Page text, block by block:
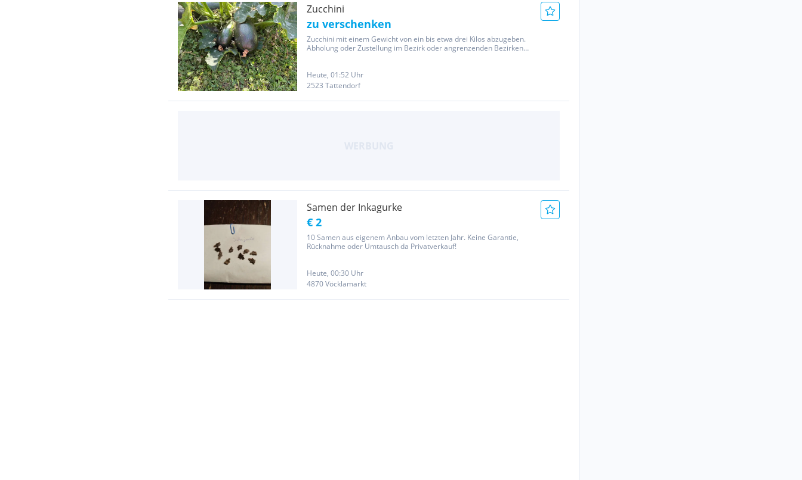
Zucchini
zu verschenken
Zucchini mit einem Gewicht von ein bis etwa drei Kilos abzugeben.
Abholung oder Zustellung im Bezirk oder angrenzenden Bezirken
Heute, 01:52 Uhr
2523 Tattendorf
Samen der Inkagurke
€ 2
10 Samen aus eigenem Anbau vom letzten Jahr. Keine Garantie,
Rücknahme oder Umtausch da Privatverkauf!
Heute, 00:30 Uhr
4870 Vöcklamarkt